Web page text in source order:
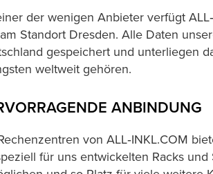
der wenigen Anbieter verfügt
Standort Dresden. Alle Daten
gespeichert und unterliegen
weltweit gehören.
ANBINDUNG
von ALL‑INKL.COM
für uns entwickelten Racks